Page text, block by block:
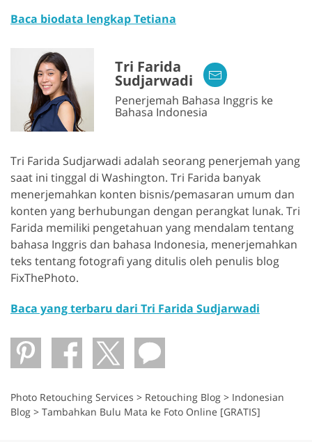
Baca biodata lengkap Tetiana
Tri Farida
Sudjarwadi
Penerjemah Bahasa Inggris ke
Bahasa Indonesia
Tri Farida Sudjarwadi adalah seorang penerjemah yang
saat ini tinggal di Washington. Tri Farida banyak
menerjemahkan konten bisnis/pemasaran umum dan
konten yang berhubungan dengan perangkat lunak. Tri
Farida memiliki pengetahuan yang mendalam tentang
bahasa Inggris dan bahasa Indonesia, menerjemahkan
teks tentang fotografi yang ditulis oleh penulis blog
FixThePhoto.
Baca yang terbaru dari Tri Farida Sudjarwadi
Photo Retouching Services > Retouching Blog > Indonesian
Blog > Tambahkan Bulu Mata ke Foto Online [GRATIS]